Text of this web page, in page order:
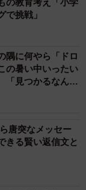
の教育考え「小学
で挑戦」
隅に何やら「ドロ
の暑い中いったい
見つかるなんて
唐突なメッセー
る賢い返信文と